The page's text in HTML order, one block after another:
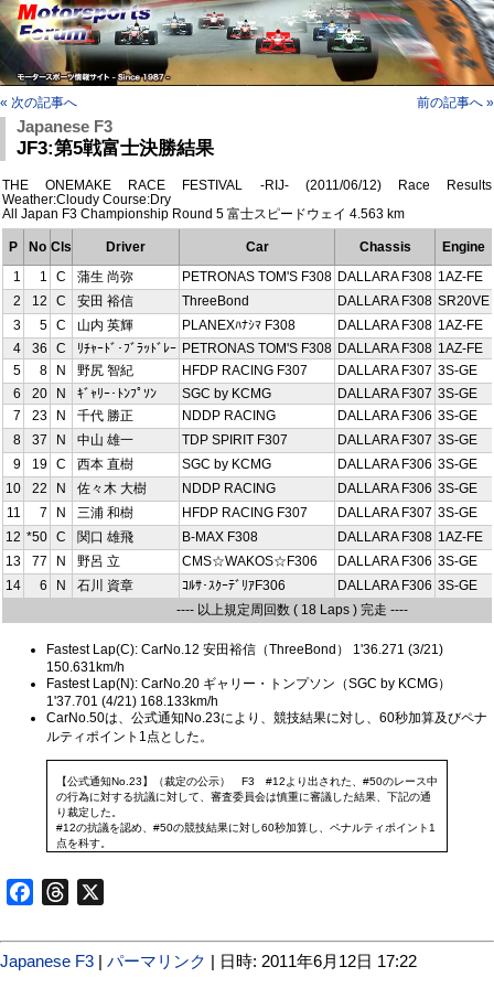
« 次の記事へ 前の記事へ »
Japanese F3
JF3:第5戦富士決勝結果
THE ONEMAKE RACE FESTIVAL -RIJ- (2011/06/12) Race Results
Weather:Cloudy Course:Dry
All Japan F3 Championship Round 5 富士スピードウェイ 4.563 km
P No Cls Driver Car Chassis Engine
1
1 C 蒲生 尚弥 PETRONAS TOM'S F308 DALLARA F308 1AZ-FE
2
12 C 安田 裕信 ThreeBond DALLARA F308 SR20VE
3
5 C 山内 英輝 PLANEXﾊﾅｼﾏ F308 DALLARA F308 1AZ-FE
4
36 C ﾘﾁｬｰﾄﾞ･ﾌﾞﾗｯﾄﾞﾚｰ PETRONAS TOM'S F308 DALLARA F308 1AZ-FE
5
8 N 野尻 智紀 HFDP RACING F307 DALLARA F307 3S-GE
6
20 N ｷﾞｬﾘｰ･ﾄﾝﾌﾟｿﾝ SGC by KCMG DALLARA F307 3S-GE
7
23 N 千代 勝正 NDDP RACING DALLARA F306 3S-GE
8
37 N 中山 雄一 TDP SPIRIT F307 DALLARA F307 3S-GE
9
19 C 西本 直樹 SGC by KCMG DALLARA F306 3S-GE
10
22 N 佐々木 大樹 NDDP RACING DALLARA F306 3S-GE
11
7 N 三浦 和樹 HFDP RACING F307 DALLARA F307 3S-GE
12 *50 C 関口 雄飛 B-MAX F308 DALLARA F308 1AZ-FE
13
77 N 野呂 立 CMS☆WAKOS☆F306 DALLARA F306 3S-GE
14
6 N 石川 資章 ｺﾙｻ･ｽｸｰﾃﾞﾘｱF306 DALLARA F306 3S-GE
---- 以上規定周回数 ( 18 Laps ) 完走 ----
Fastest Lap(C): CarNo.12 安田裕信（ThreeBond） 1'36.271 (3/21)
150.631km/h
Fastest Lap(N): CarNo.20 ギャリー・トンプソン（SGC by KCMG）
1'37.701 (4/21) 168.133km/h
CarNo.50は、公式通知No.23により、競技結果に対し、60秒加算及びペナ
ルティポイント1点とした。
【公式通知No.23】（裁定の公示） F3 #12より出された、#50のレース中
の行為に対する抗議に対して、審査委員会は慎重に審議した結果、下記の通
り裁定した。
#12の抗議を認め、#50の競技結果に対し60秒加算し、ペナルティポイント1
点を科す。
FacebookThreads
Japanese F3 | パーマリンク | 日時: 2011年6月12日 17:22